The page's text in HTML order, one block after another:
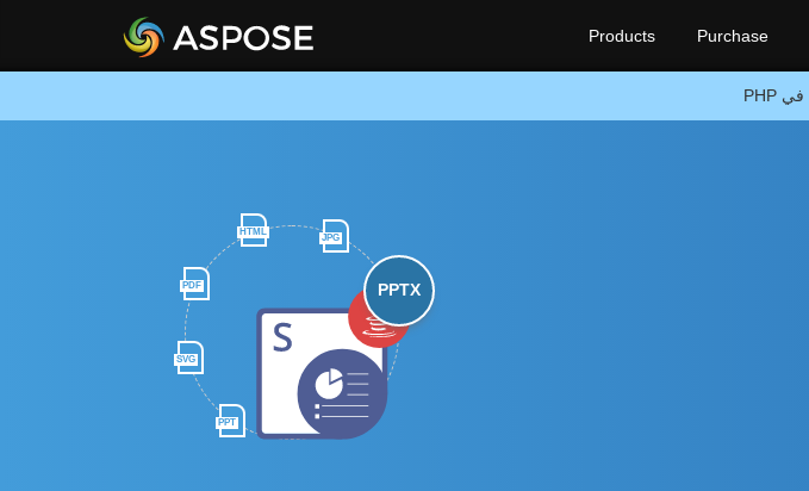
Products Purchase
HTML
JPG
PDF
SVG
PPT
PPTX